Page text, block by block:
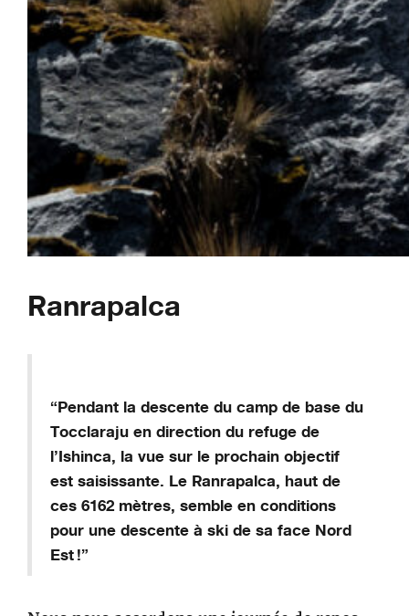
Ranrapalca
“Pendant la descente du camp de base du
Tocclaraju en direction du refuge de
l’Ishinca, la vue sur le prochain objectif
est saisissante. Le Ranrapalca, haut de
ces 6162 mètres, semble en conditions
pour une descente à ski de sa face Nord
Est !”